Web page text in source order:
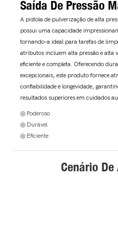
Saída De Pressão
A pistola de pulverização de alta
possui uma capacidade
tornando-a ideal para tarefas de
atributos incluem alta pressão e
eficiente e completa. Oferecendo
excepcionais, este produto fornece
confiabilidade e longevidade,
resultados superiores em cuidados
◎ Poderoso
◎ Durável
◎ Eficiente
Cenário